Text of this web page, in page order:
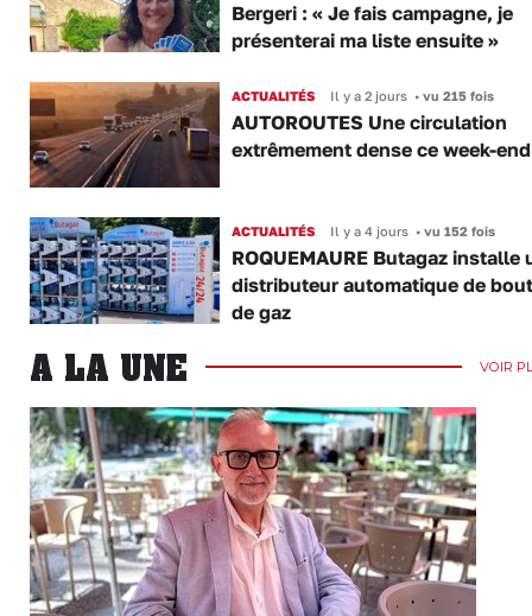
Bergeri : « Je fais campagne, je
présenterai ma liste ensuite »
ACTUALITÉS Il y a 2 jours •vu 215 fois
AUTOROUTES Une circulation
extrêmement dense ce week-end
ACTUALITÉS Il y a 4 jours •vu 152 fois
ROQUEMAURE Butagaz installe
distributeur automatique de
de gaz
A LA UNE VOIR